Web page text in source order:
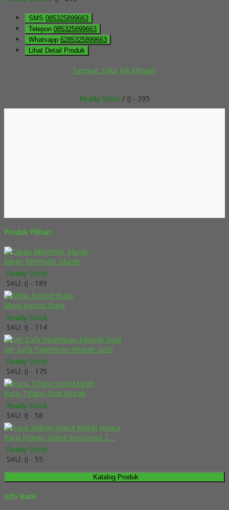
SMS 085325899663
Telepon 085325899663
Whatsapp 6285325899663
Lihat Detail Produk
Tempat Tidur Jok Mewah
Ready Stock / IJ - 295
Produk Pilihan
Dipan Minimalis Murah
Ready Stock
SKU: IJ - 189
Meja Konsol Bulat
Ready Stock
SKU: IJ - 114
Set Sofa Pelaminan Mewah Gold
Ready Stock
SKU: IJ - 175
Kursi Tiffany Gold Murah
Ready Stock
SKU: IJ - 58
Kursi Makan Silang Backcross C....
Ready Stock
SKU: IJ - 55
Katalog Produk
Info Bank